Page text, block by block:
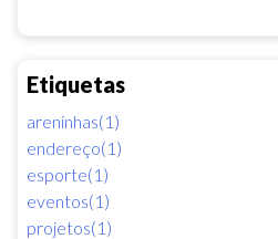
Etiquetas
areninhas(1)
endereço(1)
esporte(1)
eventos(1)
projetos(1)